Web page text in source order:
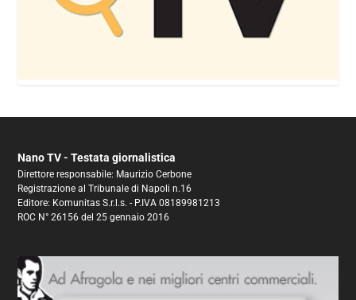
Nano TV - Testata giornalistica
Direttore responsabile: Maurizio Cerbone
Registrazione al Tribunale di Napoli n.16
Editore: Komunitas S.r.l.s. - P.IVA 08189981213
ROC N° 26156 del 25 gennaio 2016